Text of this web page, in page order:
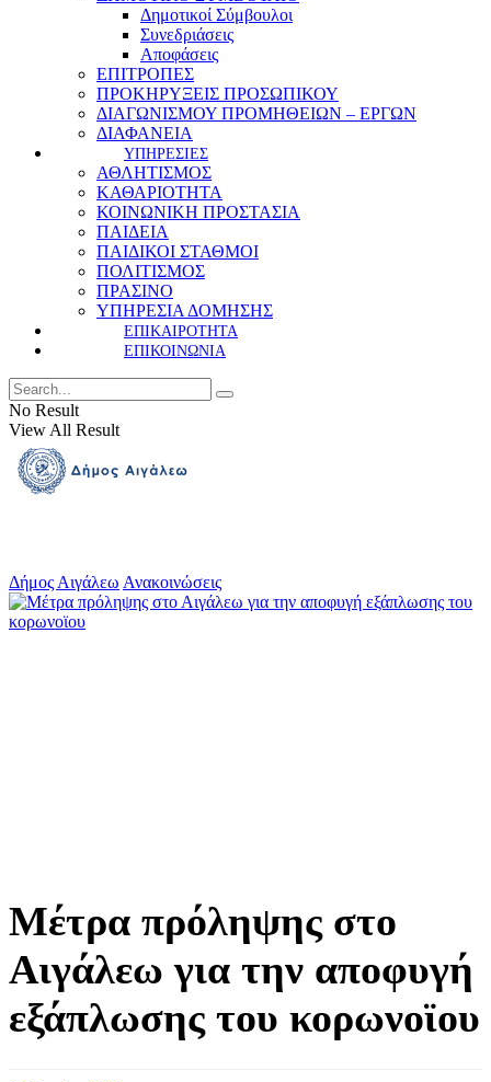
Δημοτικοί Σύμβουλοι
Συνεδριάσεις
Αποφάσεις
ΕΠΙΤΡΟΠΕΣ
ΠΡΟΚΗΡΥΞΕΙΣ ΠΡΟΣΩΠΙΚΟΥ
ΔΙΑΓΩΝΙΣΜΟΥ ΠΡΟΜΗΘΕΙΩΝ – ΕΡΓΩΝ
ΔΙΑΦΑΝΕΙΑ
ΥΠΗΡΕΣΙΕΣ
ΑΘΛΗΤΙΣΜΟΣ
ΚΑΘΑΡΙΟΤΗΤΑ
ΚΟΙΝΩΝΙΚΗ ΠΡΟΣΤΑΣΙΑ
ΠΑΙΔΕΙΑ
ΠΑΙΔΙΚΟΙ ΣΤΑΘΜΟΙ
ΠΟΛΙΤΙΣΜΟΣ
ΠΡΑΣΙΝΟ
ΥΠΗΡΕΣΙΑ ΔΟΜΗΣΗΣ
ΕΠΙΚΑΙΡΟΤΗΤΑ
ΕΠΙΚΟΙΝΩΝΙΑ
No Result
View All Result
Δήμος Αιγάλεω Ανακοινώσεις
Μέτρα πρόληψης στο
Αιγάλεω για την αποφυγή
εξάπλωσης του κορωνοϊου